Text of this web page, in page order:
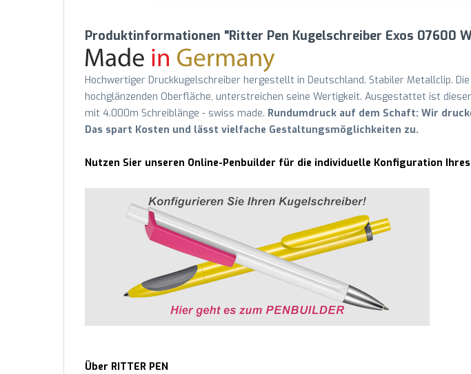
Produktinformationen "Ritter Pen Kugelschreiber Exos 07600
Hochwertiger Druckkugelschreiber hergestellt in Deutschland. Stabiler Metallclip.
hochglänzenden Oberfläche, unterstreichen seine Wertigkeit. Ausgestattet ist
mit 4.000m Schreiblänge - swiss made. Rundumdruck auf dem Schaft: Wir
Das spart Kosten und lässt vielfache Gestaltungsmöglichkeiten zu.
Nutzen Sier unseren Online-Penbuilder für die individuelle Konfiguration
Über RITTER PEN